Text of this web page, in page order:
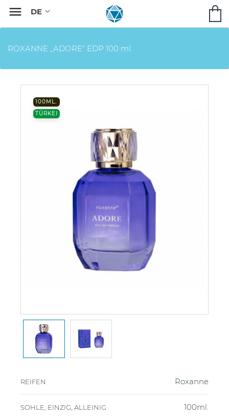

ROXANNE „ADORE“ EDP 100 ml.
100ML.
TÜRKEI
REIFEN Roxanne
SOHLE, EINZIG, ALLEINIG 100ml.